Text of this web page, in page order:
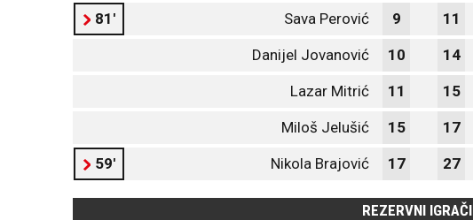
81' Sava Perović 9 11
Danijel Jovanović 10 14
Lazar Mitrić 11 15
Miloš Jelušić 15 17
59' Nikola Brajović 17 27
REZERVNI IGRAČI